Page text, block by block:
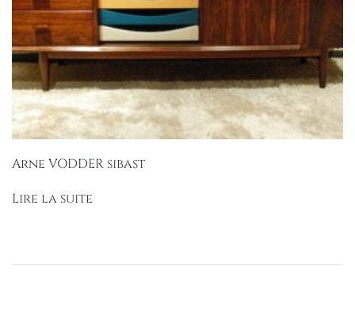
Arne VODDER sibast
Lire la suite